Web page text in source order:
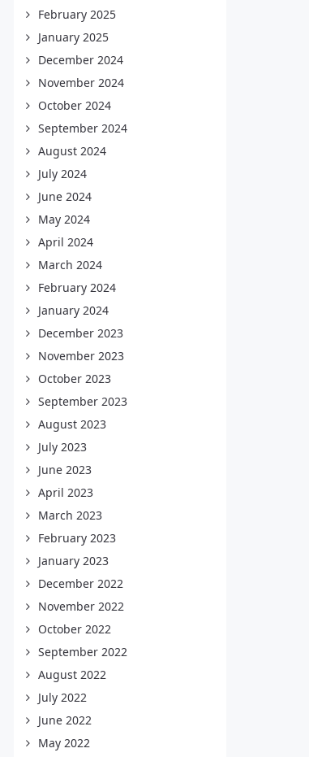
February 2025
January 2025
December 2024
November 2024
October 2024
September 2024
August 2024
July 2024
June 2024
May 2024
April 2024
March 2024
February 2024
January 2024
December 2023
November 2023
October 2023
September 2023
August 2023
July 2023
June 2023
April 2023
March 2023
February 2023
January 2023
December 2022
November 2022
October 2022
September 2022
August 2022
July 2022
June 2022
May 2022